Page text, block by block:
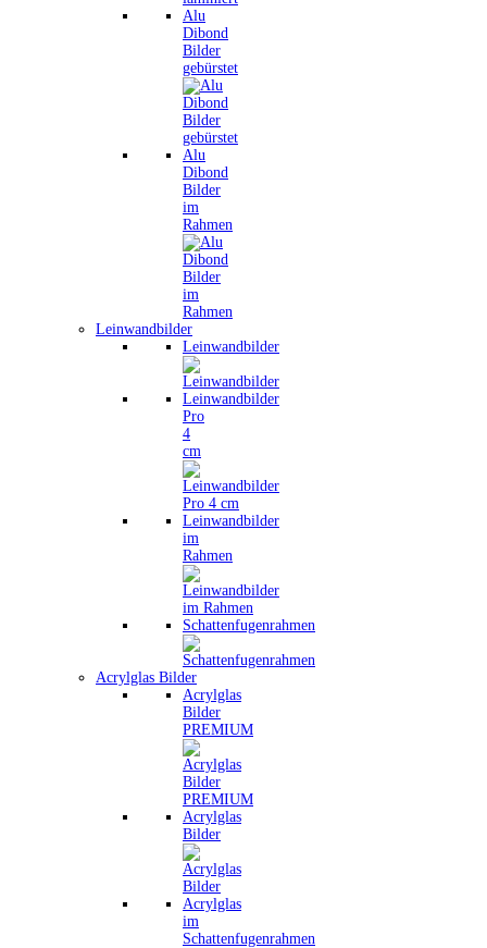
Alu
Dibond
Bilder
gebürstet
Alu
Dibond
Bilder
im
Rahmen
Leinwandbilder
Leinwandbilder
Leinwandbilder
Pro
4
cm
Leinwandbilder
im
Rahmen
Schattenfugenrahmen
Acrylglas Bilder
Acrylglas
Bilder
PREMIUM
Acrylglas
Bilder
Acrylglas
im
Schattenfugenrahmen